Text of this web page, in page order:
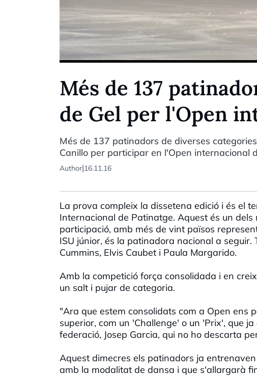
Més de 137
de Gel per l'Open
Més de 137 patinadors de diverses
Canillo per participar en l'Open internacional
Author|16.11.16
La prova compleix la dissetena edició i és el
Internacional de Patinatge. Aquest és un
participació, amb més de vint països
ISU júnior, és la patinadora nacional a
Cummins, Elvis Caubet i Paula Margarido.
Amb la competició força consolidada i en
un salt i pujar de categoria.
"Ara que estem consolidats com a Open
superior, com un 'Challenge' o un 'Prix', que
federació, Josep Garcia, qui no ho descarta
Aquest dimecres els patinadors ja
amb la modalitat de dansa i que s'allargarà